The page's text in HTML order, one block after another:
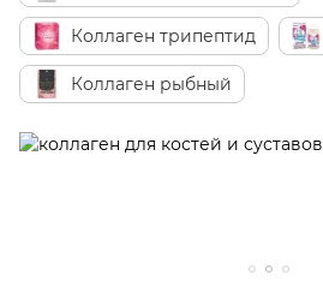
Коллаген трипептид
Коллаген рыбный